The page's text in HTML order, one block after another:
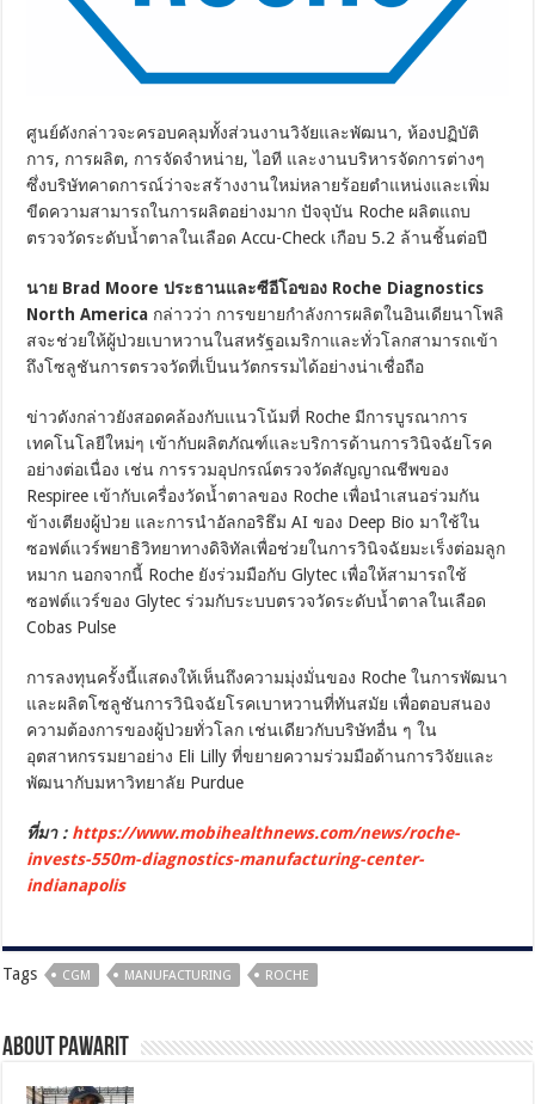
ศูนย์ดังกล่าวจะครอบคลุมทั้งส่วนงานวิจัยและพัฒนา, ห้องปฏิบัติ
การ, การผลิต, การจัดจำหน่าย, ไอที และงานบริหารจัดการต่างๆ
ซึ่งบริษัทคาดการณ์ว่าจะสร้างงานใหม่หลายร้อยตำแหน่งและเพิ่ม
ขีดความสามารถในการผลิตอย่างมาก ปัจจุบัน Roche ผลิตแถบ
ตรวจวัดระดับน้ำตาลในเลือด Accu-Check เกือบ 5.2 ล้านชิ้นต่อปี
นาย Brad Moore ประธานและซีอีโอของ Roche Diagnostics
North America กล่าวว่า การขยายกำลังการผลิตในอินเดียนาโพลิ
สจะช่วยให้ผู้ป่วยเบาหวานในสหรัฐอเมริกาและทั่วโลกสามารถเข้า
ถึงโซลูชันการตรวจวัดที่เป็นนวัตกรรมได้อย่างน่าเชื่อถือ
ข่าวดังกล่าวยังสอดคล้องกับแนวโน้มที่ Roche มีการบูรณาการ
เทคโนโลยีใหม่ๆ เข้ากับผลิตภัณฑ์และบริการด้านการวินิจฉัยโรค
อย่างต่อเนื่อง เช่น การรวมอุปกรณ์ตรวจวัดสัญญาณชีพของ
Respiree เข้ากับเครื่องวัดน้ำตาลของ Roche เพื่อนำเสนอร่วมกัน
ข้างเตียงผู้ป่วย และการนำอัลกอริธึม AI ของ Deep Bio มาใช้ใน
ซอฟต์แวร์พยาธิวิทยาทางดิจิทัลเพื่อช่วยในการวินิจฉัยมะเร็งต่อมลูก
หมาก นอกจากนี้ Roche ยังร่วมมือกับ Glytec เพื่อให้สามารถใช้
ซอฟต์แวร์ของ Glytec ร่วมกับระบบตรวจวัดระดับน้ำตาลในเลือด
Cobas Pulse
การลงทุนครั้งนี้แสดงให้เห็นถึงความมุ่งมั่นของ Roche ในการพัฒนา
และผลิตโซลูชันการวินิจฉัยโรคเบาหวานที่ทันสมัย เพื่อตอบสนอง
ความต้องการของผู้ป่วยทั่วโลก เช่นเดียวกับบริษัทอื่น ๆ ใน
อุตสาหกรรมยาอย่าง Eli Lilly ที่ขยายความร่วมมือด้านการวิจัยและ
พัฒนากับมหาวิทยาลัย Purdue
ที่มา : https://www.mobihealthnews.com/news/roche-
invests-550m-diagnostics-manufacturing-center-
indianapolis
Tags CGM MANUFACTURING ROCHE
About pawarit